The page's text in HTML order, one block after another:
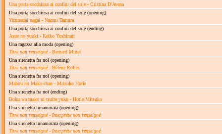
Una porta socchiusa ai confini del sole - Cristina D'Avena
Una porta socchiusa ai confini del sole (opening)
Yuzurenai negai - Naomi Tamura
Una porta socchiusa ai confini del sole (ending)
Asue no yuuki - Keiko Yoshinari
Una ragazza alla moda (opening)
Titre non renseigné- Bernard Minet
Una sirenetta fra noi (opening)
Titre non renseigné- Hélène Rolles
Una sirenetta fra noi (opening)
Mahou no Mako-chan - Mitsuko Horie
Una sirenetta fra noi (ending)
Boku wa mako ni tsuite yuku - Horie Mitsuko
Una sirenetta innamorata (opening)
Titre non renseigné- Interprète non renseigné
Una sirenetta innamorata (opening)
Titre non renseigné- Interprète non renseigné